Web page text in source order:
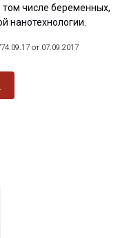
числе беременных,
нанотехнологии.
от 07.09.2017